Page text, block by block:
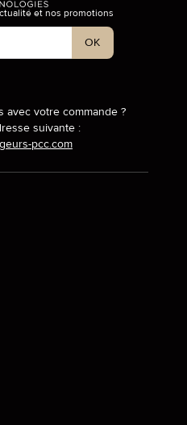
et nos promotions
OK
avec votre commande ?
suivante :
pcc.com